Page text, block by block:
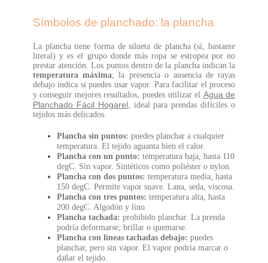
Símbolos de planchado: la plancha
La plancha tiene forma de silueta de plancha (sí, bastante
literal) y es el grupo donde más ropa se estropea por no
prestar atención. Los puntos dentro de la plancha indican la
temperatura máxima; la presencia o ausencia de rayas
debajo indica si puedes usar vapor. Para facilitar el proceso
y conseguir mejores resultados, puedes utilizar el Agua de
Planchado Fácil Hogarel, ideal para prendas difíciles o
tejidos más delicados.
Plancha sin puntos: puedes planchar a cualquier
temperatura. El tejido aguanta bien el calor.
Plancha con un punto: temperatura baja, hasta 110
degC. Sin vapor. Sintéticos como poliéster o nylon.
Plancha con dos puntos: temperatura media, hasta
150 degC. Permite vapor suave. Lana, seda, viscosa.
Plancha con tres puntos: temperatura alta, hasta
200 degC. Algodón y lino.
Plancha tachada: prohibido planchar. La prenda
podría deformarse, brillar o quemarse.
Plancha con líneas tachadas debajo: puedes
planchar, pero sin vapor. El vapor podría marcar o
dañar el tejido.